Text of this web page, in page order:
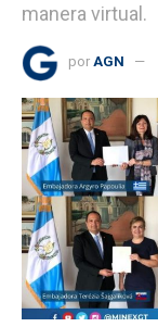
manera virtual.
por AGN